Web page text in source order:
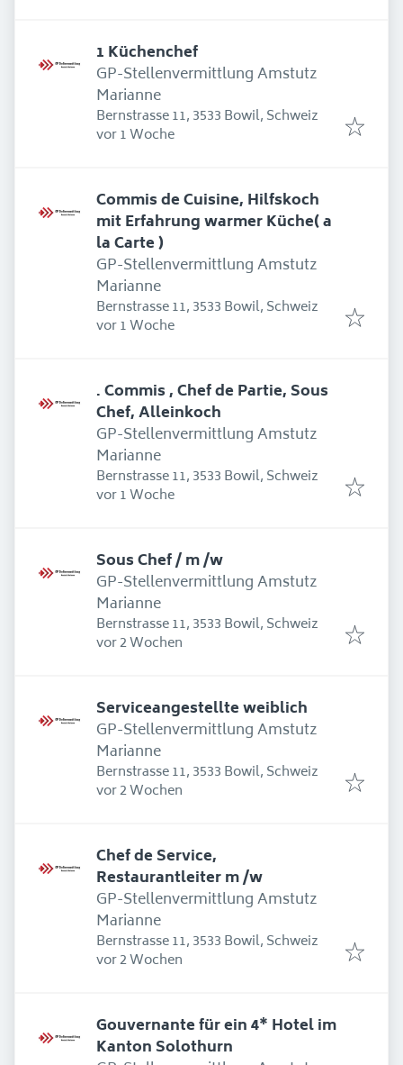
1 Küchenchef
GP-Stellenvermittlung Amstutz
Marianne
Bernstrasse 11, 3533 Bowil, Schweiz
Erschienen:
vor 1 Woche
Commis de Cuisine, Hilfskoch
mit Erfahrung warmer Küche( a
la Carte )
GP-Stellenvermittlung Amstutz
Marianne
Bernstrasse 11, 3533 Bowil, Schweiz
Erschienen:
vor 1 Woche
. Commis , Chef de Partie, Sous
Chef, Alleinkoch
GP-Stellenvermittlung Amstutz
Marianne
Bernstrasse 11, 3533 Bowil, Schweiz
Erschienen:
vor 1 Woche
Sous Chef / m /w
GP-Stellenvermittlung Amstutz
Marianne
Bernstrasse 11, 3533 Bowil, Schweiz
Erschienen:
vor 2 Wochen
Serviceangestellte weiblich
GP-Stellenvermittlung Amstutz
Marianne
Bernstrasse 11, 3533 Bowil, Schweiz
Erschienen:
vor 2 Wochen
Chef de Service,
Restaurantleiter m /w
GP-Stellenvermittlung Amstutz
Marianne
Bernstrasse 11, 3533 Bowil, Schweiz
Erschienen:
vor 2 Wochen
Gouvernante für ein 4* Hotel im
Kanton Solothurn